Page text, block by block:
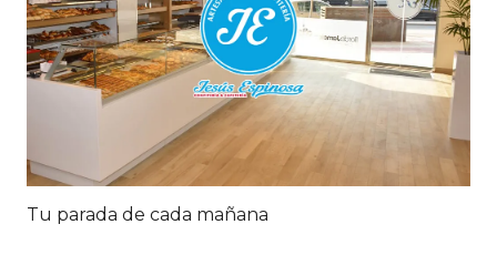
Tu parada de cada mañana